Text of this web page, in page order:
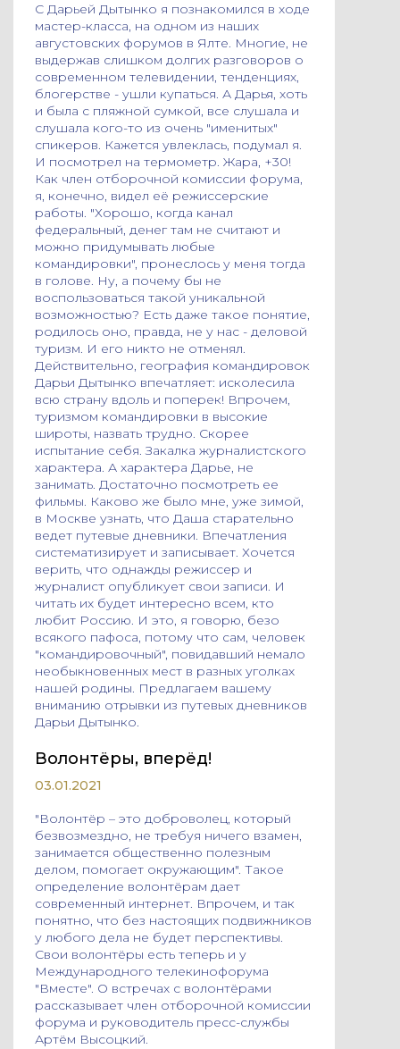
С Дарьей Дытынко я познакомился в ходе
мастер-класса, на одном из наших
августовских форумов в Ялте. Многие, не
выдержав слишком долгих разговоров о
современном телевидении, тенденциях,
блогерстве - ушли купаться. А Дарья, хоть
и была с пляжной сумкой, все слушала и
слушала кого-то из очень "именитых"
спикеров. Кажется увлеклась, подумал я.
И посмотрел на термометр. Жара, +30!
Как член отборочной комиссии форума,
я, конечно, видел её режиссерские
работы. "Хорошо, когда канал
федеральный, денег там не считают и
можно придумывать любые
командировки", пронеслось у меня тогда
в голове. Ну, а почему бы не
воспользоваться такой уникальной
возможностью? Есть даже такое понятие,
родилось оно, правда, не у нас - деловой
туризм. И его никто не отменял.
Действительно, география командировок
Дарьи Дытынко впечатляет: исколесила
всю страну вдоль и поперек! Впрочем,
туризмом командировки в высокие
широты, назвать трудно. Скорее
испытание себя. Закалка журналистского
характера. А характера Дарье, не
занимать. Достаточно посмотреть ее
фильмы. Каково же было мне, уже зимой,
в Москве узнать, что Даша старательно
ведет путевые дневники. Впечатления
систематизирует и записывает. Хочется
верить, что однажды режиссер и
журналист опубликует свои записи. И
читать их будет интересно всем, кто
любит Россию. И это, я говорю, безо
всякого пафоса, потому что сам, человек
"командировочный", повидавший немало
необыкновенных мест в разных уголках
нашей родины. Предлагаем вашему
вниманию отрывки из путевых дневников
Дарьи Дытынко.
Волонтёры, вперёд!
03.01.2021
"Волонтёр – это доброволец, который
безвозмездно, не требуя ничего взамен,
занимается общественно полезным
делом, помогает окружающим". Такое
определение волонтёрам дает
современный интернет. Впрочем, и так
понятно, что без настоящих подвижников
у любого дела не будет перспективы.
Свои волонтёры есть теперь и у
Международного телекинофорума
"Вместе". О встречах с волонтёрами
рассказывает член отборочной комиссии
форума и руководитель пресс-службы
Артём Высоцкий.